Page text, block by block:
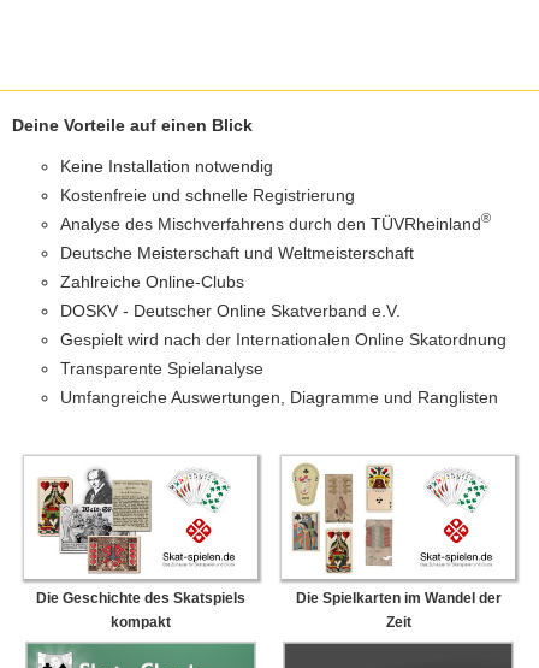
Deine Vorteile auf einen Blick
Keine Installation notwendig
Kostenfreie und schnelle Registrierung
Analyse des Mischverfahrens durch den TÜVRheinland®
Deutsche Meisterschaft und Weltmeisterschaft
Zahlreiche Online-Clubs
DOSKV - Deutscher Online Skatverband e.V.
Gespielt wird nach der Internationalen Online Skatordnung
Transparente Spielanalyse
Umfangreiche Auswertungen, Diagramme und Ranglisten
Die Geschichte des Skatspiels
kompakt
Die Spielkarten im Wandel der
Zeit